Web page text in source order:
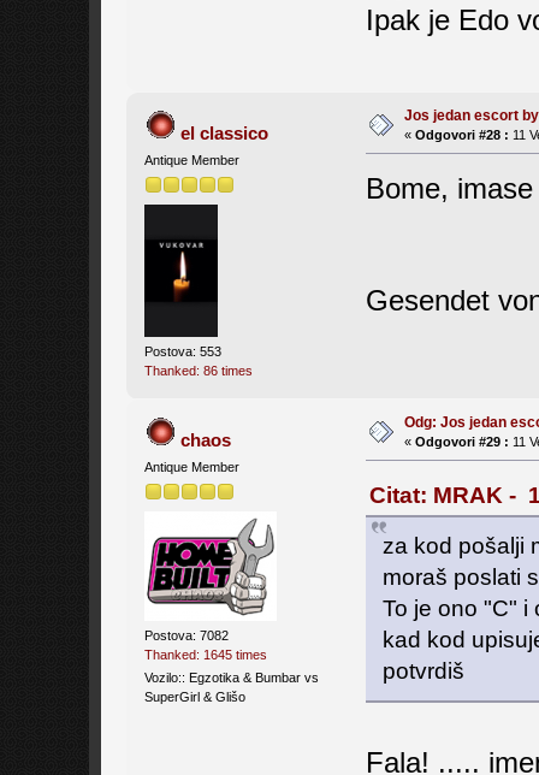
Ipak je Edo
el classico
Antique Member
Postova: 553
Thanked: 86 times
Jos jedan escort
«Odgovori #28 : 11
Bome,
Gesendet
chaos
Antique Member
Postova: 7082
Thanked: 1645 times
Vozilo:: Egzotika & Bumbar vs
SuperGirl & Glišo
Odg: Jos jedan
«Odgovori #29 : 11
Citat: MRAK -
za kod pošalji
moraš poslati
To je ono "C" i
kad kod
potvrdiš
Fala! .....